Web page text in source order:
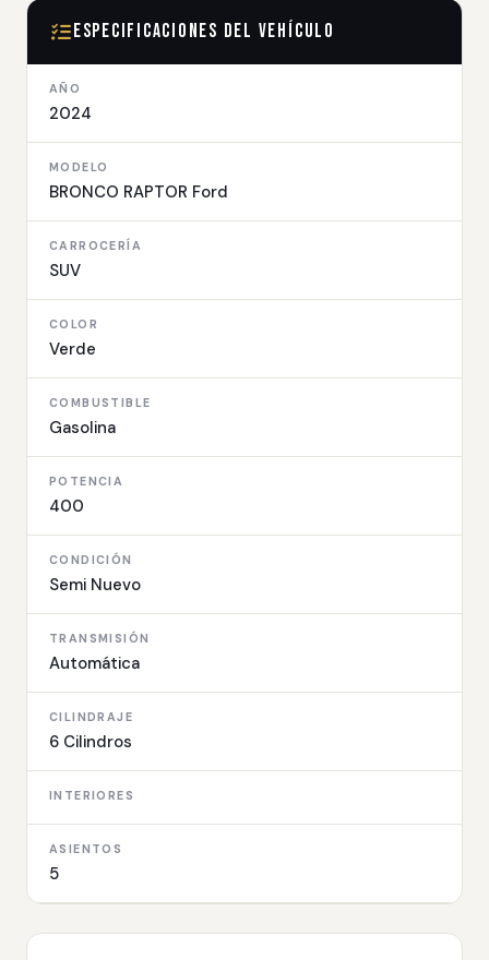
Especificaciones del Vehículo
AÑO
2024
MODELO
BRONCO RAPTOR Ford
CARROCERÍA
SUV
COLOR
Verde
COMBUSTIBLE
Gasolina
POTENCIA
400
CONDICIÓN
Semi Nuevo
TRANSMISIÓN
Automática
CILINDRAJE
6 Cilindros
INTERIORES
ASIENTOS
5